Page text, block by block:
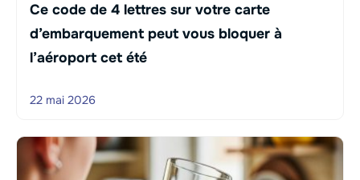
Ce code de 4 lettres sur votre carte
d’embarquement peut vous bloquer à
l’aéroport cet été
22 mai 2026